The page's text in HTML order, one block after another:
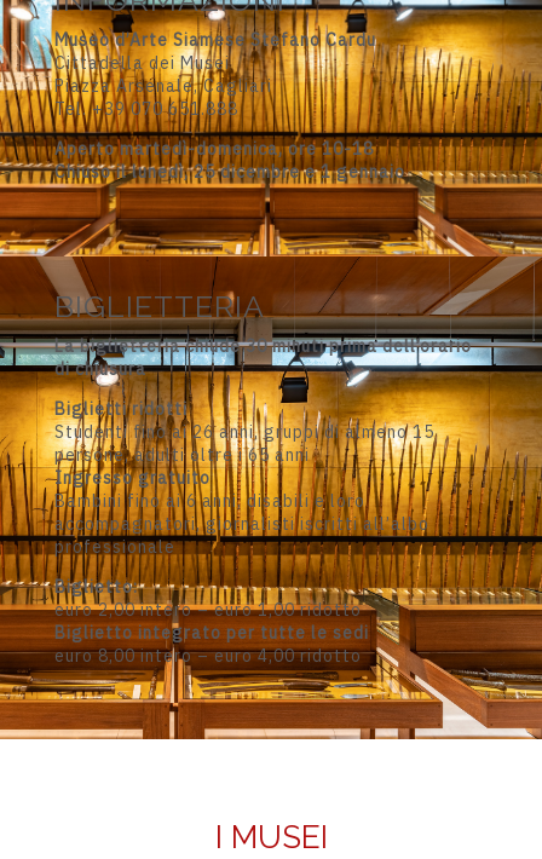
Museo d’Arte Siamese Stefano Cardu
Cittadella dei Musei
Piazza Arsenale, Cagliari
Tel. +39 070 651.888
Aperto martedì-domenica, ore 10-18
Chiuso il lunedì, 25 dicembre e 1 gennaio
BIGLIETTERIA
La biglietteria chiude 30 minuti prima dell’orario
di chiusura
Biglietti ridotti
Studenti fino ai 26 anni, gruppi di almeno 15
persone, adulti oltre i 65 anni
Ingresso gratuito
Bambini fino ai 6 anni, disabili e loro
accompagnatori, giornalisti iscritti all’albo
professionale
Biglietto:
euro 2,00 intero – euro 1,00 ridotto
Biglietto integrato per tutte le sedi
euro 8,00 intero – euro 4,00 ridotto
I MUSEI